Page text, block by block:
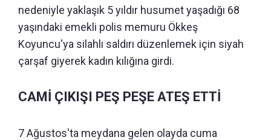
nedeniyle yaklaşık 5 yıldır husumet yaşadığı 68
yaşındaki emekli polis memuru Ökkeş
Koyuncu'ya silahlı saldırı düzenlemek için siyah
çarşaf giyerek kadın kılığına girdi.
CAMİ ÇIKIŞI PEŞ PEŞE ATEŞ ETTİ
7 Ağustos'ta meydana gelen olayda cuma